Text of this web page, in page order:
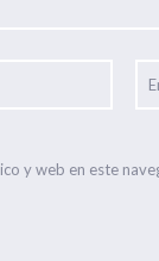
y web en este